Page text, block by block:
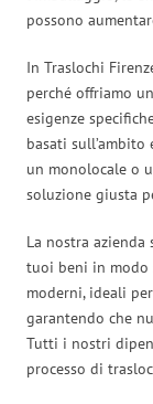
possono
In Traslochi
perché offriamo
esigenze
basati
un monolocale o
soluzione giusta
La nostra
tuoi beni in modo
moderni, ideali
garantendo che
Tutti i nostri
processo di